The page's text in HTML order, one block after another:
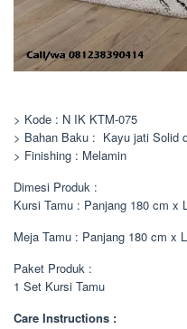
> Kode : N IK KTM-075
> Bahan Baku : Kayu jati Solid
> Finishing : Melamin
Dimesi Produk :
Kursi Tamu : Panjang 180 cm x
Meja Tamu : Panjang 180 cm x
Paket Produk :
1 Set Kursi Tamu
Care Instructions :